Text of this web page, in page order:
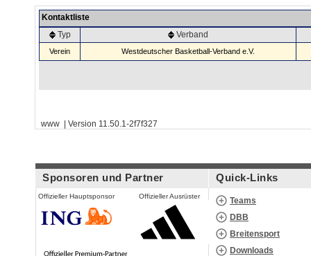
Kontaktliste
Typ
Verband
Verein Westdeutscher Basketball-Verband e.V.
www | Version 11.50.1-2f7f327
Sponsoren und Partner
Offizieller Hauptsponsor Offizieller Ausrüster
Quick-Links
Teams
DBB
Breitensport
Downloads